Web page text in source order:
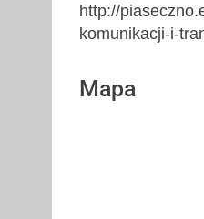
http://
komunikacji-i-
Mapa